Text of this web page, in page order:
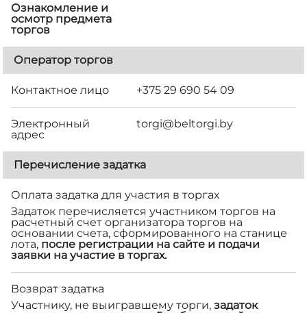
Ознакомление и
осмотр предмета
торгов
Оператор торгов
Контактное лицо +375 29 690 54 09
Электронный
адрес
torgi@beltorgi.by
Перечисление задатка
Оплата задатка для участия в торгах
Задаток перечисляется участником торгов на
расчетный счет организатора торгов на
основании счета, сформированного на станице
лота, после регистрации на сайте и подачи
заявки на участие в торгах.
Возврат задатка
Участнику, не выигравшему торги, задаток